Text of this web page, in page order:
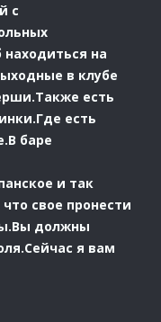
с
на
в клубе
есть
есть
баре
и так
свое пронести
должны
я вам